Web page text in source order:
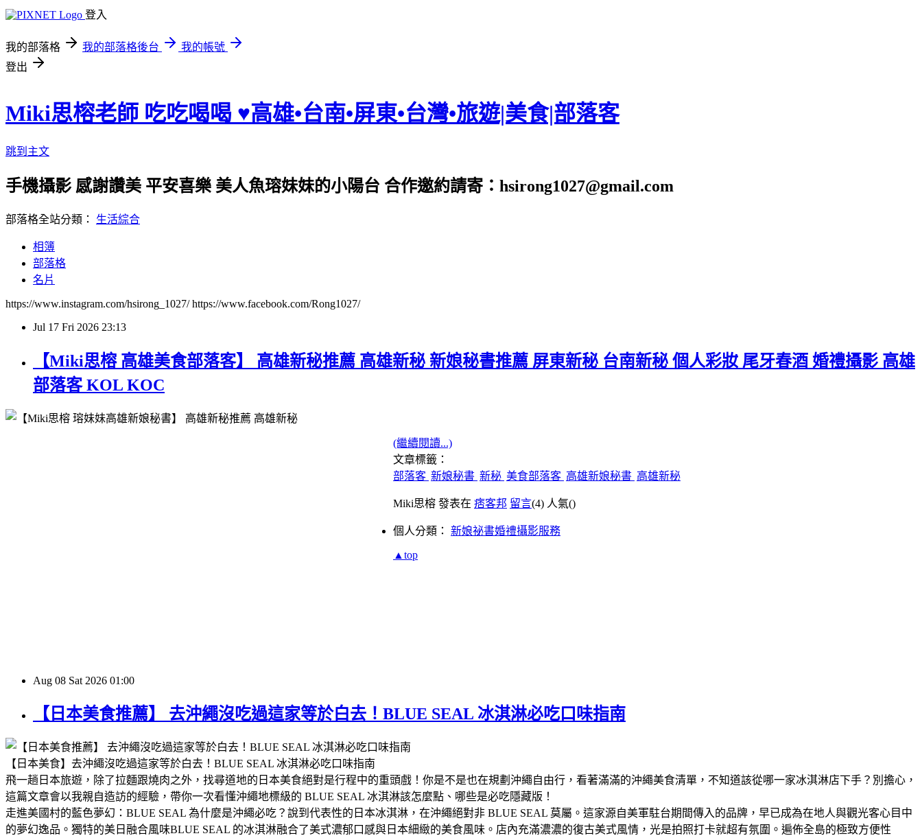
登入
我的部落格 我的部落格後台
我的帳號
登出
Miki思榕老師 吃吃喝喝 ♥️高雄•台南•屏東•台灣•旅遊|美食|部落客
跳到主文
手機攝影 感謝讚美 平安喜樂 美人魚瑢妹妹的小陽台 合作邀約請寄：hsirong1027@gmail.com
部落格全站分類： 生活綜合
相簿
部落格
名片
https://www.instagram.com/hsirong_1027/ https://www.facebook.com/Rong1027/
Jul 17 Fri 2026 23:13
【Miki思榕 高雄美食部落客】 高雄新秘推薦 高雄新秘 新娘秘書推薦 屏東新秘 台南新秘 個人彩妝 尾牙春酒 婚禮攝影 高雄
部落客 KOL KOC
(繼續閱讀...)
文章標籤：
部落客 新娘秘書 新秘 美食部落客 高雄新娘秘書 高雄新秘
Miki思榕 發表在 痞客邦 留言(4) 人氣()
個人分類： 新娘祕書婚禮攝影服務
▲top
Aug 08 Sat 2026 01:00
【日本美食推薦】 去沖繩沒吃過這家等於白去！BLUE SEAL 冰淇淋必吃口味指南
【日本美食】去沖繩沒吃過這家等於白去！BLUE SEAL 冰淇淋必吃口味指南
​飛一趟日本旅遊，除了拉麵跟燒肉之外，找尋道地的日本美食絕對是行程中的重頭戲！​你是不是也在規劃沖繩自由行，看著滿滿的沖繩美食清單，不知道該從哪一家冰淇淋店下手？別擔心，
這篇文章會以我親自造訪的經驗，帶你一次看懂沖繩地標級的 BLUE SEAL 冰淇淋該怎麼點、哪些是必吃隱藏版！
​走進美國村的藍色夢幻：BLUE SEAL 為什麼是沖繩必吃？​說到代表性的日本冰淇淋，在沖繩絕對非 BLUE SEAL 莫屬。這家源自美軍駐台期間傳入的品牌，早已成為在地人與觀光客心目中
的夢幻逸品。​獨特的美日融合風味​BLUE SEAL 的冰淇淋融合了美式濃郁口感與日本細緻的美食風味。店內充滿濃濃的復古美式風情，光是拍照打卡就超有氛圍。​遍佈全島的極致方便性